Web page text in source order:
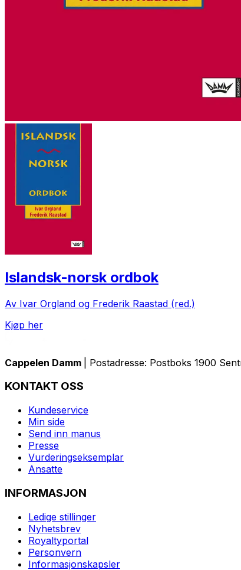
Islandsk-norsk ordbok
Av Ivar Orgland og Frederik Raastad (red.)
Kjøp her
Cappelen Damm | Postadresse: Postboks 1900
KONTAKT OSS
Kundeservice
Min side
Send inn manus
Presse
Vurderingseksemplar
Ansatte
INFORMASJON
Ledige stillinger
Nyhetsbrev
Royaltyportal
Personvern
Informasjonskapsler